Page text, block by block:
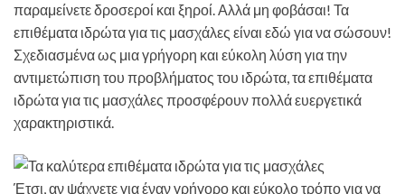
παραμείνετε δροσεροί και ξηροί. Αλλά μη φοβάσαι! Τα
επιθέματα ιδρώτα για τις μασχάλες είναι εδώ για να σώσουν!
Σχεδιασμένα ως μια γρήγορη και εύκολη λύση για την
αντιμετώπιση του προβλήματος του ιδρώτα, τα επιθέματα
ιδρώτα για τις μασχάλες προσφέρουν πολλά ευεργετικά
χαρακτηριστικά.
Έτσι, αν ψάχνετε για έναν γρήγορο και εύκολο τρόπο για να